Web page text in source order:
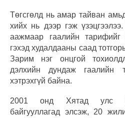
Төгсгөлд нь амар тайван
хийх нь дээр гэж
аажмаар гаалийн тарифийг
гэхэд худалдааны саад
Зарим нэг онцгой
дэлхийн дундаж гаалийн
хэтрэхгүй байна.
2001 онд Хятад улс
байгууллагад элсэж, 20